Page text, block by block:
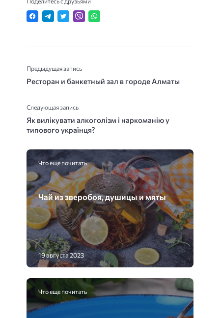
Предыдущая запись
Ресторан и банкетный зал в городе Алматы
Следующая запись
Як вилікувати алкоголізм і наркоманію у
типового українця?
Что еще почитать
Чай из зверобоя, душицы и мяты
19 августа 2023
Что еще почитать